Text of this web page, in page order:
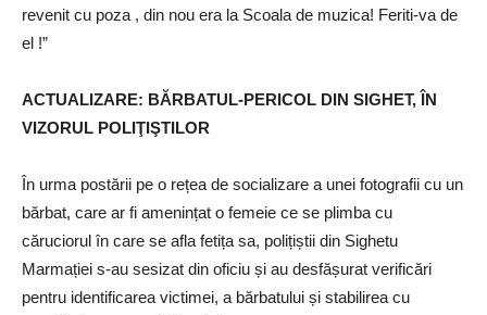
revenit cu poza , din nou era la Scoala de muzica! Feriti-va de
el !”
ACTUALIZARE: BĂRBATUL-PERICOL DIN SIGHET, ÎN
VIZORUL POLIŢIŞTILOR
În urma postării pe o rețea de socializare a unei fotografii cu un
bărbat, care ar fi amenințat o femeie ce se plimba cu
căruciorul în care se afla fetița sa, polițiștii din Sighetu
Marmației s-au sesizat din oficiu și au desfășurat verificări
pentru identificarea victimei, a bărbatului și stabilirea cu